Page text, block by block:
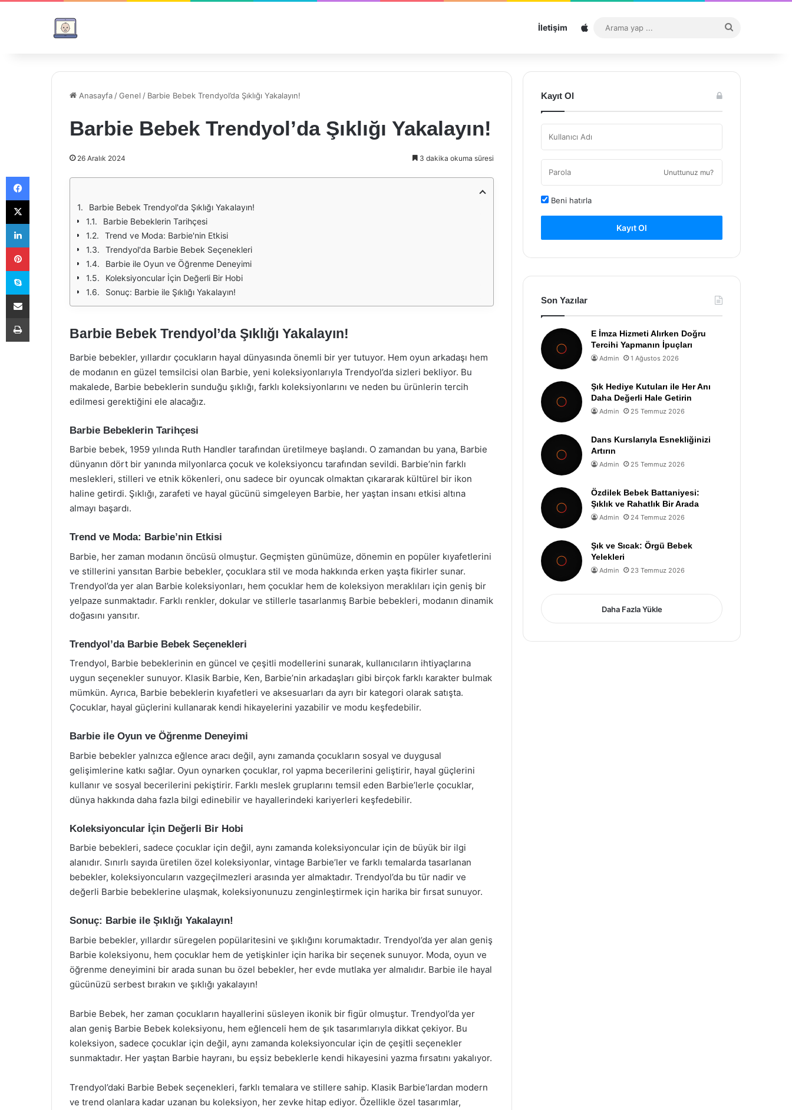
İletişim Sitemap
...
Anasayfa /Genel / Barbie Bebek Trendyol’da Şıklığı Yakalayın!
Barbie Bebek Trendyol’da Şıklığı Yakalayın!
26 Aralık 2024 3 dakika okuma süresi
Barbie Bebek Trendyol'da Şıklığı Yakalayın!
Barbie Bebeklerin Tarihçesi
Trend ve Moda: Barbie'nin Etkisi
Trendyol'da Barbie Bebek Seçenekleri
Barbie ile Oyun ve Öğrenme Deneyimi
Koleksiyoncular İçin Değerli Bir Hobi
Sonuç: Barbie ile Şıklığı Yakalayın!
Barbie Bebek Trendyol’da Şıklığı Yakalayın!
Barbie bebekler, yıllardır çocukların hayal dünyasında önemli bir yer tutuyor. Hem oyun arkadaşı hem
de modanın en güzel temsilcisi olan Barbie, yeni koleksiyonlarıyla Trendyol’da sizleri bekliyor. Bu
makalede, Barbie bebeklerin sunduğu şıklığı, farklı koleksiyonlarını ve neden bu ürünlerin tercih
edilmesi gerektiğini ele alacağız.
Barbie Bebeklerin Tarihçesi
Barbie bebek, 1959 yılında Ruth Handler tarafından üretilmeye başlandı. O zamandan bu yana, Barbie
dünyanın dört bir yanında milyonlarca çocuk ve koleksiyoncu tarafından sevildi. Barbie’nin farklı
meslekleri, stilleri ve etnik kökenleri, onu sadece bir oyuncak olmaktan çıkararak kültürel bir ikon
haline getirdi. Şıklığı, zarafeti ve hayal gücünü simgeleyen Barbie, her yaştan insanı etkisi altına
almayı başardı.
Trend ve Moda: Barbie’nin Etkisi
Barbie, her zaman modanın öncüsü olmuştur. Geçmişten günümüze, dönemin en popüler kıyafetlerini
ve stillerini yansıtan Barbie bebekler, çocuklara stil ve moda hakkında erken yaşta fikirler sunar.
Trendyol’da yer alan Barbie koleksiyonları, hem çocuklar hem de koleksiyon meraklıları için geniş bir
yelpaze sunmaktadır. Farklı renkler, dokular ve stillerle tasarlanmış Barbie bebekleri, modanın dinamik
doğasını yansıtır.
Trendyol’da Barbie Bebek Seçenekleri
Trendyol, Barbie bebeklerinin en güncel ve çeşitli modellerini sunarak, kullanıcıların ihtiyaçlarına
uygun seçenekler sunuyor. Klasik Barbie, Ken, Barbie’nin arkadaşları gibi birçok farklı karakter bulmak
mümkün. Ayrıca, Barbie bebeklerin kıyafetleri ve aksesuarları da ayrı bir kategori olarak satışta.
Çocuklar, hayal güçlerini kullanarak kendi hikayelerini yazabilir ve modu keşfedebilir.
Barbie ile Oyun ve Öğrenme Deneyimi
Barbie bebekler yalnızca eğlence aracı değil, aynı zamanda çocukların sosyal ve duygusal
gelişimlerine katkı sağlar. Oyun oynarken çocuklar, rol yapma becerilerini geliştirir, hayal güçlerini
kullanır ve sosyal becerilerini pekiştirir. Farklı meslek gruplarını temsil eden Barbie’lerle çocuklar,
dünya hakkında daha fazla bilgi edinebilir ve hayallerindeki kariyerleri keşfedebilir.
Koleksiyoncular İçin Değerli Bir Hobi
Barbie bebekleri, sadece çocuklar için değil, aynı zamanda koleksiyoncular için de büyük bir ilgi
alanıdır. Sınırlı sayıda üretilen özel koleksiyonlar, vintage Barbie’ler ve farklı temalarda tasarlanan
bebekler, koleksiyoncuların vazgeçilmezleri arasında yer almaktadır. Trendyol’da bu tür nadir ve
değerli Barbie bebeklerine ulaşmak, koleksiyonunuzu zenginleştirmek için harika bir fırsat sunuyor.
Sonuç: Barbie ile Şıklığı Yakalayın!
Barbie bebekler, yıllardır süregelen popülaritesini ve şıklığını korumaktadır. Trendyol’da yer alan geniş
Barbie koleksiyonu, hem çocuklar hem de yetişkinler için harika bir seçenek sunuyor. Moda, oyun ve
öğrenme deneyimini bir arada sunan bu özel bebekler, her evde mutlaka yer almalıdır. Barbie ile hayal
gücünüzü serbest bırakın ve şıklığı yakalayın!
Barbie Bebek, her zaman çocukların hayallerini süsleyen ikonik bir figür olmuştur. Trendyol’da yer
alan geniş Barbie Bebek koleksiyonu, hem eğlenceli hem de şık tasarımlarıyla dikkat çekiyor. Bu
koleksiyon, sadece çocuklar için değil, aynı zamanda koleksiyoncular için de çeşitli seçenekler
sunmaktadır. Her yaştan Barbie hayranı, bu eşsiz bebeklerle kendi hikayesini yazma fırsatını yakalıyor.
Trendyol’daki Barbie Bebek seçenekleri, farklı temalara ve stillere sahip. Klasik Barbie’lardan modern
ve trend olanlara kadar uzanan bu koleksiyon, her zevke hitap ediyor. Özellikle özel tasarımlar,
Kayıt Ol
Unuttunuz mu?
Beni hatırla
Kayıt Ol
Son Yazılar
E İmza Hizmeti Alırken Doğru
Tercihi Yapmanın İpuçları
Admin 1 Ağustos 2026
Şık Hediye Kutuları ile Her Anı
Daha Değerli Hale Getirin
Admin 25 Temmuz 2026
Dans Kurslarıyla Esnekliğinizi
Artırın
Admin 25 Temmuz 2026
Özdilek Bebek Battaniyesi:
Şıklık ve Rahatlık Bir Arada
Admin 24 Temmuz 2026
Şık ve Sıcak: Örgü Bebek
Yelekleri
Admin 23 Temmuz 2026
Daha Fazla Yükle
Facebook
X
LinkedIn
Pinterest
Skype
E-Posta ile paylaş